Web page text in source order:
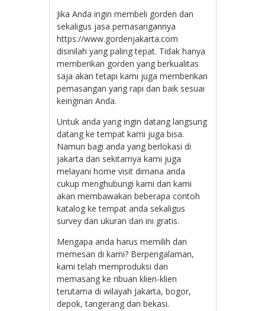
Jika Anda ingin membeli gorden dan
sekaligus jasa pemasangannya
https://www.gordenjakarta.com
disinilah yang paling tepat. Tidak hanya
memberikan gorden yang berkualitas
saja akan tetapi kami juga memberikan
pemasangan yang rapi dan baik sesuai
keinginan Anda.
Untuk anda yang ingin datang langsung
datang ke tempat kami juga bisa.
Namun bagi anda yang berlokasi di
jakarta dan sekitarnya kami juga
melayani home visit dimana anda
cukup menghubungi kami dan kami
akan membawakan beberapa contoh
katalog ke tempat anda sekaligus
survey dan ukuran dan ini gratis.
Mengapa anda harus memilih dan
memesan di kami? Berpengalaman,
kami telah memproduksi dan
memasang ke ribuan klien-klien
terutama di wilayah Jakarta, bogor,
depok, tangerang dan bekasi.